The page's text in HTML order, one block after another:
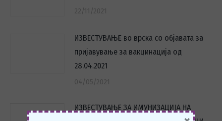
22/11/2021
ИЗВЕСТУВАЊЕ во врска со објавата за
пријавување за вакцинација од
28.04.2021
04/05/2021
ИЗВЕСТУВАЊЕ ЗА ИМУНИЗАЦИЈА НА